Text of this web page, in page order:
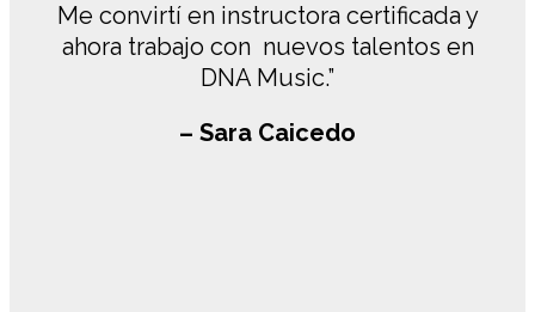
Me convirtí en instructora certificada y
ahora trabajo con nuevos talentos en
DNA Music.”
– Sara Caicedo